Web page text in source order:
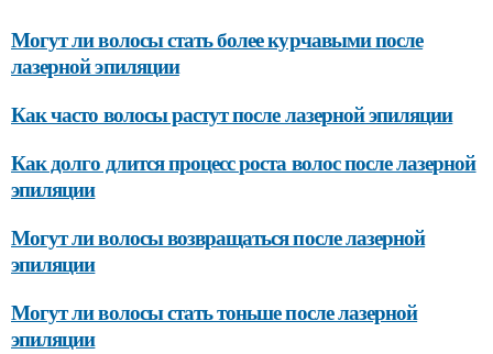
Могут ли волосы стать более курчавыми после
лазерной эпиляции
Как часто волосы растут после лазерной эпиляции
Как долго длится процесс роста волос после лазерной
эпиляции
Могут ли волосы возвращаться после лазерной
эпиляции
Могут ли волосы стать тоньше после лазерной
эпиляции